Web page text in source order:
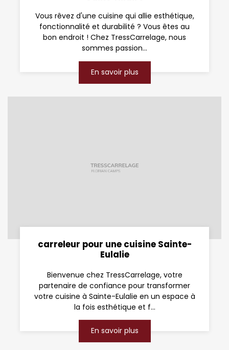
Vous rêvez d'une cuisine qui allie esthétique,
fonctionnalité et durabilité ? Vous êtes au
bon endroit ! Chez TressCarrelage, nous
sommes passion...
En savoir plus
carreleur pour une cuisine Sainte-
Eulalie
Bienvenue chez TressCarrelage, votre
partenaire de confiance pour transformer
votre cuisine à Sainte-Eulalie en un espace à
la fois esthétique et f...
En savoir plus